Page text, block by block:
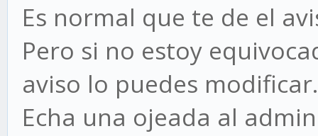
Es normal que te de el
Pero si no estoy
aviso lo puedes modificar.
Echa una ojeada al